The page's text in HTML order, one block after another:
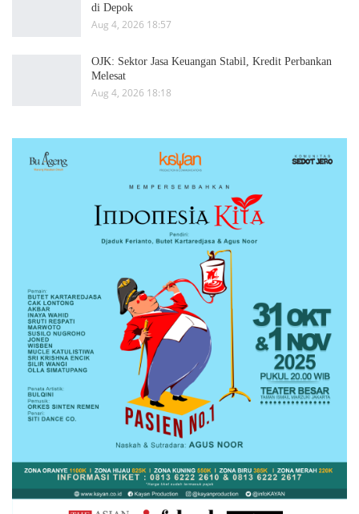
di Depok
Aug 4, 2026 18:57
OJK: Sektor Jasa Keuangan Stabil, Kredit Perbankan
Melesat
Aug 4, 2026 18:18